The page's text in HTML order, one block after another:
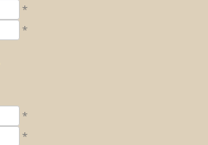
*
*
*
*